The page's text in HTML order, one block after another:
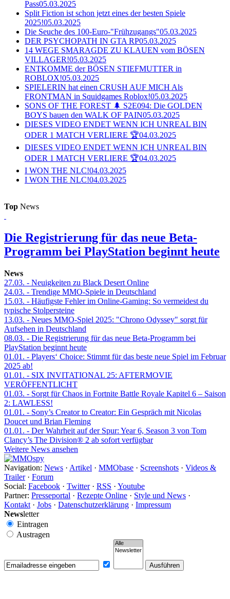
Pass05.03.2025
Split Fiction ist schon jetzt eines der besten Spiele
2025!05.03.2025
Die Seuche des 100-Euro-"Frühzugangs"05.03.2025
DER PSYCHOPATH IN GTA RP05.03.2025
14 WEGE SMARAGDE ZU KLAUEN vom BÖSEN
VILLAGER!05.03.2025
ENTKOMME der BÖSEN STIEFMUTTER in
ROBLOX!05.03.2025
SPIELERIN hat einen CRUSH AUF MICH Als
FRONTMAN in Squidgames Roblox!05.03.2025
SONS OF THE FOREST 🌲 S2E094: Die GOLDEN
BOYS bauen den WALK OF PAIN05.03.2025
DIESES VIDEO ENDET WENN ICH UNREAL BIN
ODER 1 MATCH VERLIERE 🏆04.03.2025
DIESES VIDEO ENDET WENN ICH UNREAL BIN
ODER 1 MATCH VERLIERE 🏆04.03.2025
I WON THE NLC!04.03.2025
I WON THE NLC!04.03.2025
Top News
Die Registrierung für das neue Beta-
Programm bei PlayStation beginnt heute
News
27.03. - Neuigkeiten zu Black Desert Online
24.03. - Trendige MMO-Spiele in Deutschland
15.03. - Häufigste Fehler im Online-Gaming: So vermeidest du
typische Stolpersteine
13.03. - Neues MMO-Spiel 2025: "Chrono Odyssey" sorgt für
Aufsehen in Deutschland
08.03. - Die Registrierung für das neue Beta-Programm bei
PlayStation beginnt heute
01.01. - Players‘ Choice: Stimmt für das beste neue Spiel im Februar
2025 ab!
01.01. - SIX INVITATIONAL 25: AFTERMOVIE
VERÖFFENTLICHT
01.03. - Sorgt für Chaos in Fortnite Battle Royale Kapitel 6 – Saison
2: LAWLESS!
01.01. - Sony’s Creator to Creator: Ein Gespräch mit Nicolas
Doucet und Brian Fleming
01.01. - Der Wahrheit auf der Spur: Year 6, Season 3 von Tom
Clancy’s The Division® 2 ab sofort verfügbar
Weitere News ansehen
Navigation: News · Artikel · MMObase · Screenshots · Videos &
Trailer· Forum
Social: Facebook · Twitter· RSS · Youtube
Partner: Presseportal · Rezepte Online · Style und News ·
Kontakt · Jobs · Datenschutzerklärung · Impressum
Newsletter
Eintragen
Austragen